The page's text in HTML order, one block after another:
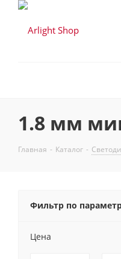
1.8 мм
Главная - Каталог -
Фильтр по
Цена